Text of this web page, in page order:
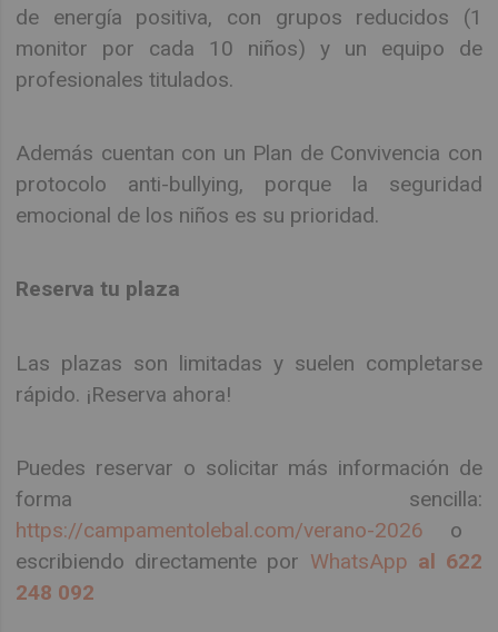
de energía positiva, con grupos reducidos (1
monitor por cada 10 niños) y un equipo de
profesionales titulados.
Además cuentan con un Plan de Convivencia con
protocolo anti-bullying, porque la seguridad
emocional de los niños es su prioridad.
Reserva tu plaza
Las plazas son limitadas y suelen completarse
rápido. ¡Reserva ahora!
Puedes reservar o solicitar más información de
forma sencilla:
https://campamentolebal.com/verano-2026 o
escribiendo directamente por WhatsApp al 622
248 092